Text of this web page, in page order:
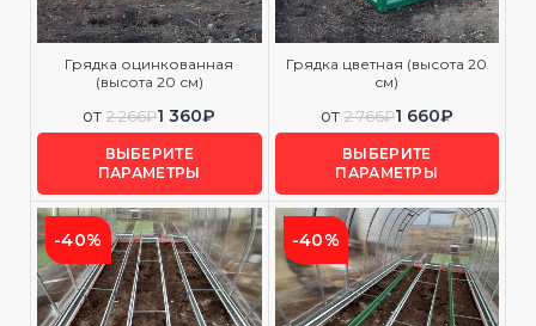
Грядка оцинкованная
(высота 20 см)
от 2 266₽1 360₽
ВЫБЕРИТЕ
ПАРАМЕТРЫ
Грядка цветная (высота 20
см)
от 2 766₽1 660₽
ВЫБЕРИТЕ
ПАРАМЕТРЫ
-40% -40%